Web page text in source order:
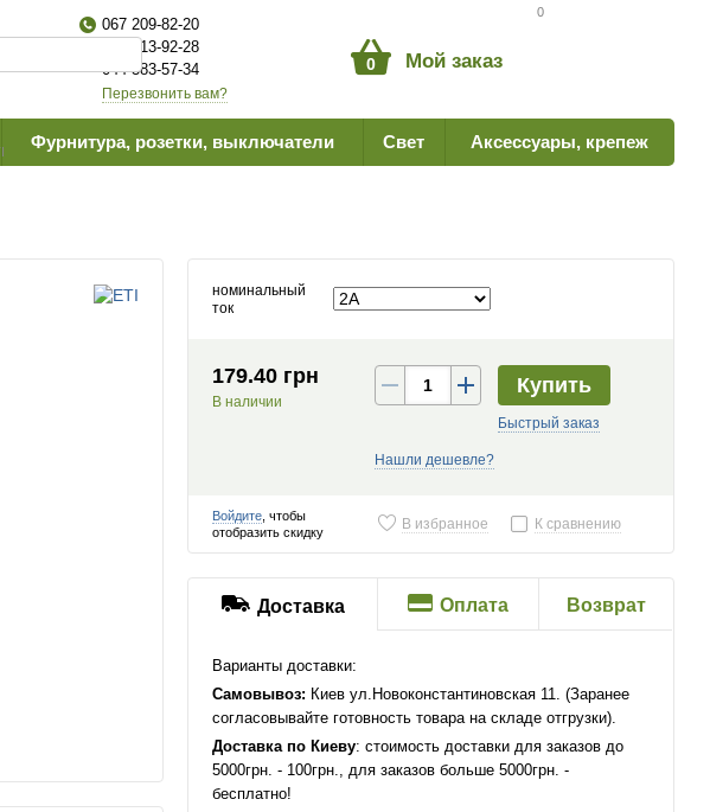
0
067 209-82-20
063 613-92-28
044 383-57-34
Перезвонить вам?
0 Мой заказ
Фурнитура, розетки, выключатели Свет Аксессуары, крепеж
номинальный
ток
179.40 грн
В наличии
Купить
Быстрый заказ
Нашли дешевле?
Войдите , чтобы
отобразить скидку
В избранное К сравнению
Доставка Оплата Возврат
Варианты доставки:
Самовывоз: Киев ул.Новоконстантиновская 11. (Заранее
согласовывайте готовность товара на складе отгрузки).
Доставка по Киеву: стоимость доставки для заказов до
5000грн. - 100грн., для заказов больше 5000грн. -
бесплатно!